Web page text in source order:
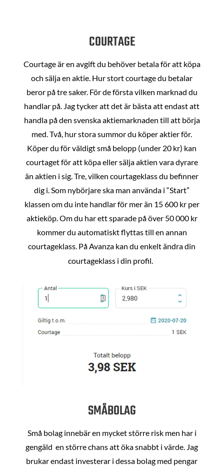
COURTAGE
Courtage är en avgift du behöver betala för att köpa
och sälja en aktie. Hur stort courtage du betalar
beror på tre saker. För de första vilken marknad du
handlar på. Jag tycker att det är bästa att endast att
handla på den svenska aktiemarknaden till att börja
med. Två, hur stora summor du köper aktier för.
Köper du för väldigt små belopp (under 20 kr) kan
courtaget för att köpa eller sälja aktien vara dyrare
än aktien i sig. Tre, vilken courtageklass du befinner
dig i. Som nybörjare ska man använda i “Start”
klassen om du inte handlar för mer än 15 600 kr per
aktieköp. Om du har ett sparade på över 50 000 kr
kommer du automatiskt flyttas till en annan
courtageklass. På Avanza kan du enkelt ändra din
courtageklass i din profil.
SMÅBOLAG
Små bolag innebär en mycket större risk men har i
gengäld en större chans att öka snabbt i värde. Jag
brukar endast investerar i dessa bolag med pengar